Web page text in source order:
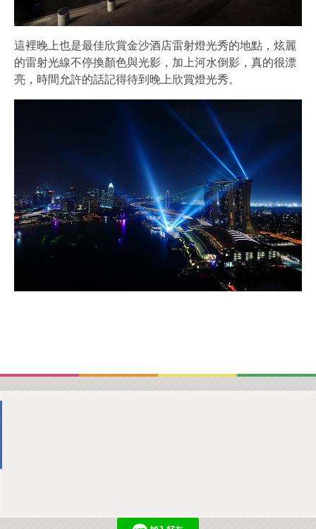
這裡晚上也是最佳欣賞金沙酒店雷射燈光秀的地點，炫麗
的雷射光線不停換顏色與光影，加上河水倒影，真的很漂
亮，時間允許的話記得待到晚上欣賞燈光秀。